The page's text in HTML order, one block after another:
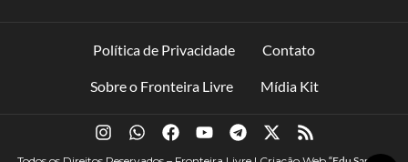
Política de Privacidade Contato
Sobre o Fronteira Livre Mídia Kit